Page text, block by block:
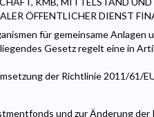
ÖFFENTLICHER DIENST
für gemeinsame Anlagen
Gesetz regelt eine in
der Richtlinie 2011/61/
und zur Änderung der